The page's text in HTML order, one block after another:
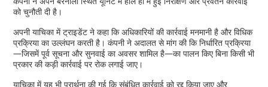
को चुनौती दी है।
अपनी याचिका में ट्राइडेंट ने कहा कि अधिकारियों की कार्रवाई मनमानी है और विधिक
प्रक्रिया का उल्लंघन करती है। कंपनी ने अदालत से मांग की कि निर्धारित प्रक्रिया
—जिसमें पूर्व सूचना और सुनवाई का अवसर शामिल है—का पालन किए बिना किसी भी
प्रकार की कड़ी कार्रवाई पर रोक लगाई जाए।
याचिका में यह भी प्रार्थना की गई कि संबंधित कार्रवाई को रद्द किया जाए और